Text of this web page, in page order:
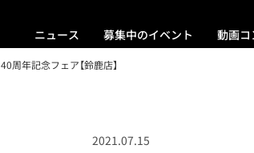
ニュース 募集中のイベント 動画コ
40周年記念フェア【鈴鹿店】
2021.07.15